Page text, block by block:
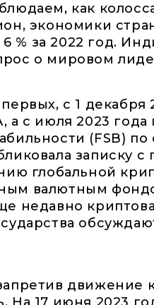
как
экономики
% за 2022 год.
о мировом
с 1 декабря
а с июля 2023
(FSB)
записку
глобальной
валютным
недавно
движение